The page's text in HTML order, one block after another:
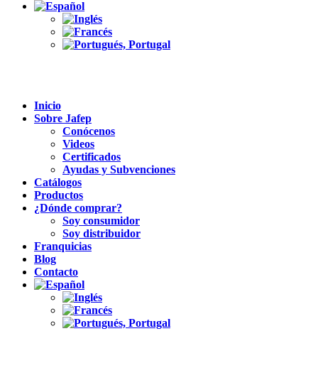
Inicio
Sobre Jafep
Conócenos
Videos
Certificados
Ayudas y Subvenciones
Catálogos
Productos
¿Dónde comprar?
Soy consumidor
Soy distribuidor
Franquicias
Blog
Contacto